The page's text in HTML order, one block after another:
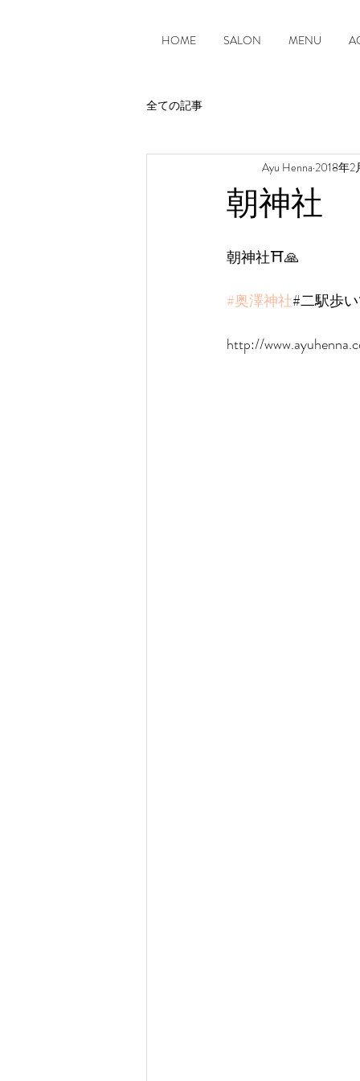
HOME SALON MENU
全ての記事
朝神社
Ayu Henna 2018年2
朝神社⛩🙏
#奥澤神社#二駅歩
http://